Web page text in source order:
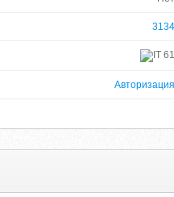
3134
61
Авторизация